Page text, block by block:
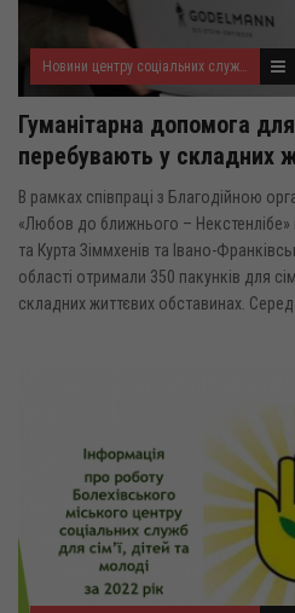
Новини центру соціальних служб для сім'ї, дітей та молоді
Гуманітарна допомога
перебувають у складних
В рамках співпраці з Благодійною
«Любов до ближнього –
та Курта Зіммхенів та Івано-
області отримали 350 пакунків для
складних життєвих обставинах. Серед